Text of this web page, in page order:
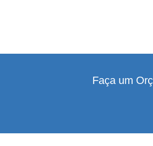
Faça um